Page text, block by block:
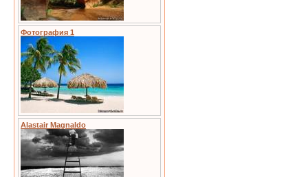
Фотография 1
Alastair Magnaldo